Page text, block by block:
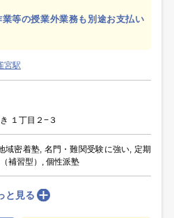
等の授業外業務も別途お支払い
宮駅
１丁目２−３
域密着塾, 名門・難関受験に強い, 定期
補習型）, 個性派塾
と見る